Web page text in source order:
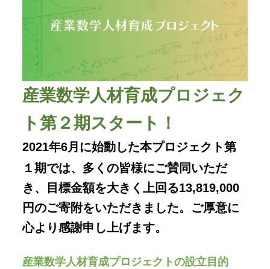
産業数学人材育成プロジェク
ト第２期スタート！
2021年6月に始動した本プロジェクト第
１期では、多くの皆様にご賛同いただ
き、目標金額を大きく上回る13,819,000
円のご寄附をいただきました。ご厚意に
心より感謝申し上げます。
産業数学人材育成プロジェクトの設立目的